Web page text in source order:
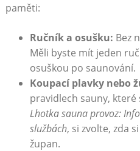
paměti:
Ručník a osušku: Bez
Měli byste mít jeden
osuškou po saunování.
Koupací plavky nebo
pravidlech sauny,
Lhotka sauna provoz:
službách, si zvolte, zda
župan.